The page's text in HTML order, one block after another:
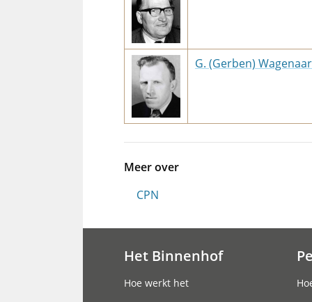
G. (Gerben) Wagenaar
Meer over
CPN
Het Binnenhof
Hoe werkt het